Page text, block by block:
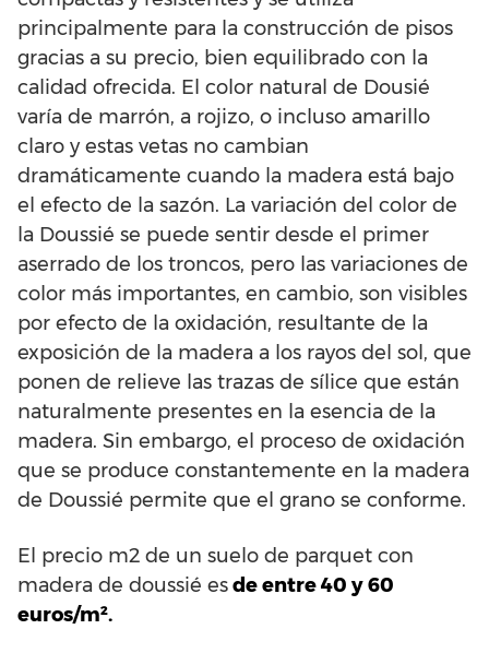
principalmente para la construcción de pisos
gracias a su precio, bien equilibrado con la
calidad ofrecida. El color natural de Dousié
varía de marrón, a rojizo, o incluso amarillo
claro y estas vetas no cambian
dramáticamente cuando la madera está bajo
el efecto de la sazón. La variación del color de
la Doussié se puede sentir desde el primer
aserrado de los troncos, pero las variaciones de
color más importantes, en cambio, son visibles
por efecto de la oxidación, resultante de la
exposición de la madera a los rayos del sol, que
ponen de relieve las trazas de sílice que están
naturalmente presentes en la esencia de la
madera. Sin embargo, el proceso de oxidación
que se produce constantemente en la madera
de Doussié permite que el grano se conforme.
El precio m2 de un suelo de parquet con
madera de doussié esde entre 40 y 60
euros/m².